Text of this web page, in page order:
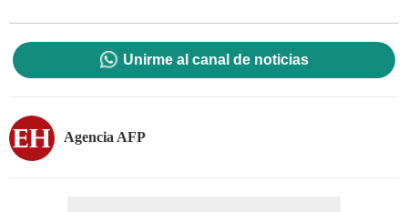
Unirme al canal de noticias
Agencia AFP